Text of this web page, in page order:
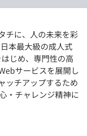
チに、人の未来を彩
本最大級の成人式
じめ、専門性の高
サービスを展開し
ッチアップするため
・チャレンジ精神に